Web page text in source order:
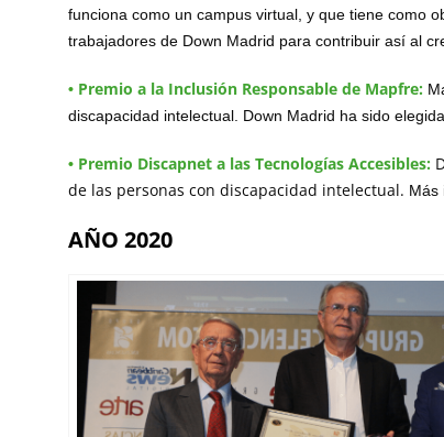
funciona como un campus virtual, y que tiene como
trabajadores de Down Madrid para contribuir así al
• Premio a la Inclusión Responsable de Mapfre:
discapacidad intelectual. Down Madrid ha sido
• Premio Discapnet a las Tecnologías Accesibles:
de las personas con discapacidad intelectual. Más
AÑO 2020